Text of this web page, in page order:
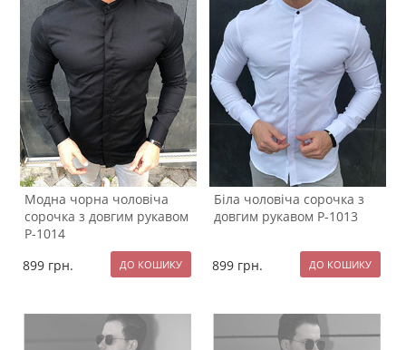
Модна чорна чоловіча
сорочка з довгим рукавом
Р-1014
899 грн.
Біла чоловіча сорочка з
довгим рукавом Р-1013
899 грн.